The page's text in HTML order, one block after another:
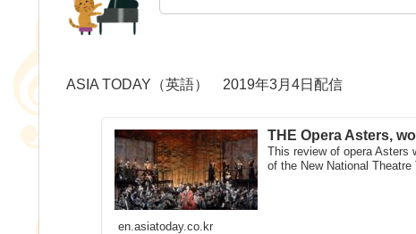
ASIA TODAY（英語） 2019年3月4日配信
THE Opera Asters,
This review of opera Asters
of the New National Theatre
en.asiatoday.co.kr